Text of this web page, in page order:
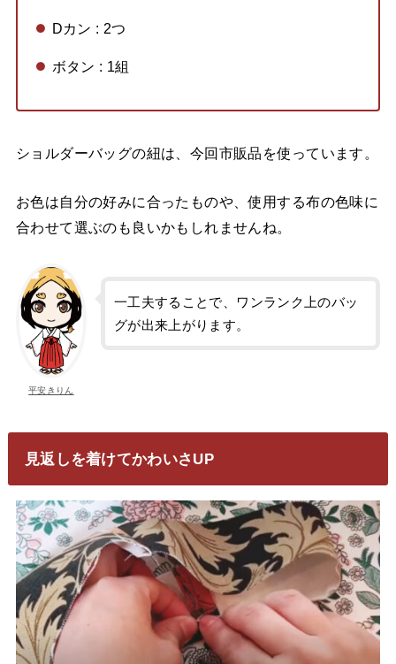
Dカン : 2つ
ボタン : 1組
ショルダーバッグの紐は、今回市販品を使っています。
お色は自分の好みに合ったものや、使用する布の色味に
合わせて選ぶのも良いかもしれませんね。
平安きりん
一工夫することで、ワンランク上のバッ
グが出来上がります。
見返しを着けてかわいさUP